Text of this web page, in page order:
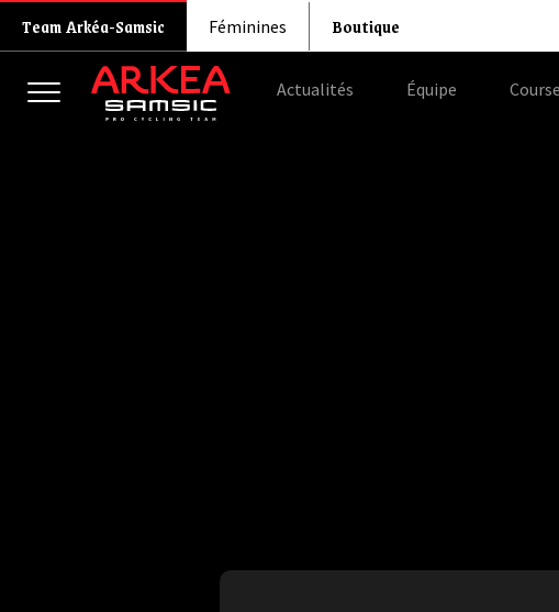
Team Arkéa-Samsic Féminines Boutique
Actualités Équipe